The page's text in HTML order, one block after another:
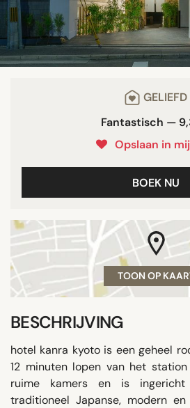
GELIEFD
Fantastisch —
Opslaan in
BOEK NU
TOON OP
BESCHRIJVING
hotel kanra kyoto is een geheel
12 minuten lopen van het
ruime kamers en is
traditioneel Japanse, modern